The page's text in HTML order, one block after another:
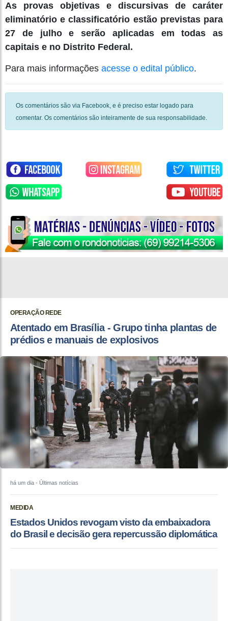
As provas objetivas e discursivas de caráter
eliminatório e classificatório estão previstas para
27 de julho e serão aplicadas em todas as
capitais e no Distrito Federal.
Para mais informações acesse o edital público.
Os comentários são via Facebook, e é preciso estar logado para
comentar. Os comentários são inteiramente de sua responsabilidade.
OPERAÇÃO REDE
Atentado em Brasília - Grupo tinha plantas de
prédios e manuais de explosivos
há um dia - Últimas notícias
MEDIDA
Estados Unidos revogam visto da embaixadora
do Brasil e decisão gera repercussão diplomática